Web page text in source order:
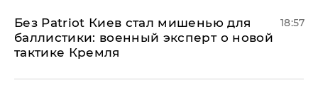
​Без Patriot Киев стал мишенью для
баллистики: военный эксперт о новой
тактике Кремля
18:57